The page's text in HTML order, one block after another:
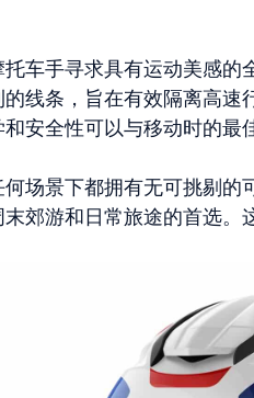
车手寻求具有运动美感的
线条，旨在有效隔离高
安全性可以与移动时的最
场景下都拥有无可挑剔
郊游和日常旅途的首选。